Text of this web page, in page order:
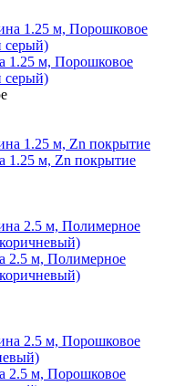
1.25 м, Порошковое
серый)
1.25 м, Zn покрытие
2.5 м, Полимерное
2.5 м, Порошковое